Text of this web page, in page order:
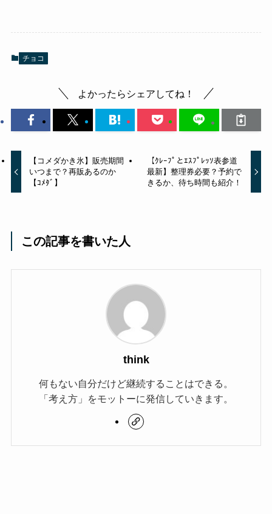
チョコ
よかったらシェアしてね！
【コメダかき氷】販売期間
いつまで？再販あるのか
【ｺﾒﾀﾞ】
【ｸﾚｰﾌﾟとｴｽﾌﾟﾚｯｿ表参道
最新】整理券必要？予約で
きるか、待ち時間も紹介！
この記事を書いた人
think
何もない自分だけど継続することはできる。
「考え方」をモットーに発信していきます。